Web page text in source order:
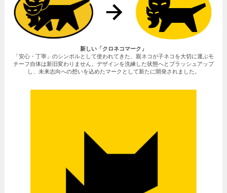
新しい「クロネコマーク」
「安心・丁寧」のシンボルとして使われてきた、親ネコが子ネコを大切に運ぶモ
チーフ自体は新旧変わりません。デザインを洗練した状態へとブラッシュアップ
し、未来志向への想いを込めたマークとして新たに開発されました。